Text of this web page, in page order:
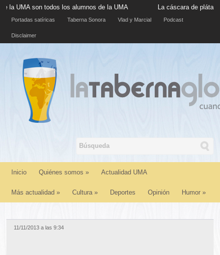
son todos los alumnos de la UMA La cáscara de plátano
Portadas satíricas Taberna Sonora Vlad y Marcial Podcast
Disclaimer
Inicio Quiénes somos » Actualidad UMA
Más actualidad » Cultura» Deportes Opinión Humor »
11/11/2013 a las 9:34